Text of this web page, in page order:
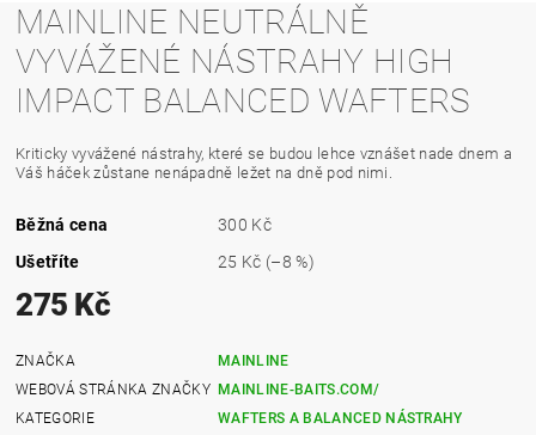
MAINLINE NEUTRÁLNĚ
VYVÁŽENÉ NÁSTRAHY HIGH
IMPACT BALANCED WAFTERS
Kriticky vyvážené nástrahy, které se budou lehce vznášet nade dnem a
Váš háček zůstane nenápadně ležet na dně pod nimi.
Běžná cena
300 Kč
Ušetříte
25 Kč (–8 %)
275 Kč
ZNAČKA
MAINLINE
WEBOVÁ STRÁNKA ZNAČKY MAINLINE-BAITS.COM/
KATEGORIE
WAFTERS A BALANCED NÁSTRAHY